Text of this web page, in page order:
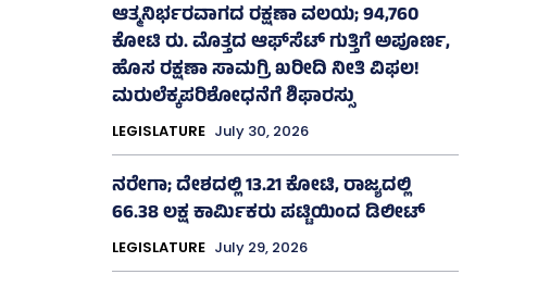
ಆತ್ಮನಿರ್ಭರವಾಗದ ರಕ್ಷಣಾ ವಲಯ; 94,760
ಕೋಟಿ ರು. ಮೊತ್ತದ ಆಫ್‌ಸೆಟ್ ಗುತ್ತಿಗೆ ಅಪೂರ್ಣ,
ಹೊಸ ರಕ್ಷಣಾ ಸಾಮಗ್ರಿ ಖರೀದಿ ನೀತಿ ವಿಫಲ!
ಮರುಲೆಕ್ಕಪರಿಶೋಧನೆಗೆ ಶಿಫಾರಸ್ಸು
LEGISLATURE July 30, 2026
ನರೇಗಾ; ದೇಶದಲ್ಲಿ 13.21 ಕೋಟಿ, ರಾಜ್ಯದಲ್ಲಿ
66.38 ಲಕ್ಷ ಕಾರ್ಮಿಕರು ಪಟ್ಟಿಯಿಂದ ಡಿಲೀಟ್
LEGISLATURE July 29, 2026